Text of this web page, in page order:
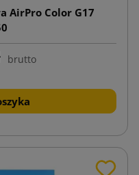
AirPro Color G17
brutto